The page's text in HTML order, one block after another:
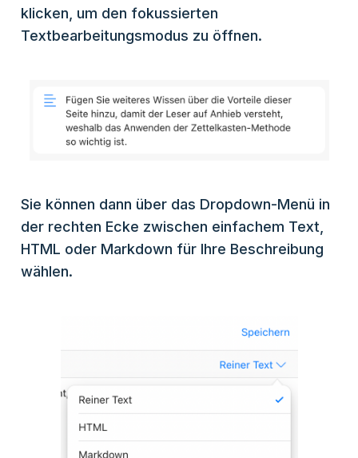
klicken, um den fokussierten
Textbearbeitungsmodus zu öffnen.
Sie können dann über das Dropdown-Menü in
der rechten Ecke zwischen einfachem Text,
HTML oder Markdown für Ihre Beschreibung
wählen.